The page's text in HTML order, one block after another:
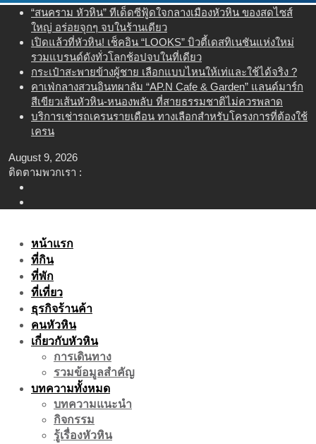
content
“สนคราม หัวหิน” ทีเด็ดซีฟู้ดใจกลางเมืองหัวหิน ของสดไซส์
ใหญ่ อร่อยจุกๆ จบในร้านเดียว
เปิดแล้วที่หัวหิน! เช็คอิน “LOOKS” บิวตี้เดสทิเนชันแห่งใหม่
รวมแบรนด์ดังทั่วโลกช้อปจบในที่เดียว
กระเป๋าสะพายข้างผู้ชาย เลือกแบบไหนให้เท่และใช้ได้จริง ?
คาเฟ่กลางสวนอินทผาลัม “AP.N Cafe & Garden” แลนด์มาร์ก
สีเขียวเส้นหัวหิน-หนองพลับ ที่สายธรรมชาติไม่ควรพลาด
บริการเช่ารถเครนรายเดือน ทางเลือกสำหรับโครงการที่ต้องใช้
เครน
August 9, 2026
ติดตามพวกเรา :
หน้าแรก
ที่กิน
ที่พัก
ที่เที่ยว
ธุรกิจร้านค้า
คนหัวหิน
เกี่ยวกับหัวหิน
การเดินทาง
รวมข้อมูลสำคัญ
บทความทั้งหมด
บทความแนะนำ
กิจกรรม
รู้เรื่องหัวหิน